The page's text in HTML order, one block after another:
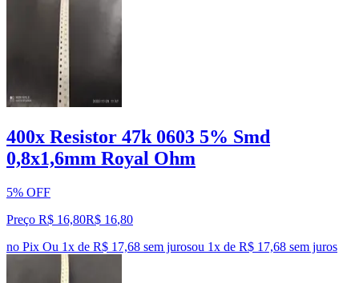
400x Resistor 47k 0603 5% Smd
0,8x1,6mm Royal Ohm
5% OFF
Preço R$ 16,80R$ 16,80
no Pix Ou 1x de R$ 17,68 sem jurosou 1x de R$ 17,68 sem juros